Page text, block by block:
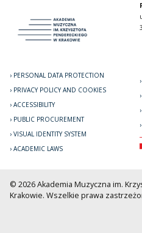
PERSONAL DATA PROTECTION
PRIVACY POLICY AND COOKIES
ACCESSIBILITY
PUBLIC PROCUREMENT
VISUAL IDENTITY SYSTEM
ACADEMIC LAWS
© 2026 Akademia Muzyczna im.
Krakowie. Wszelkie prawa